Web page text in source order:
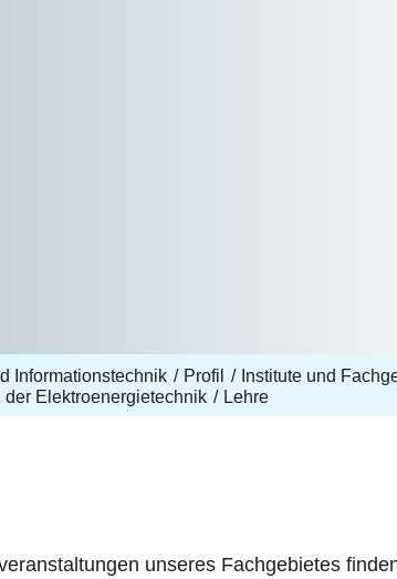
Informationstechnik Profil
Institute und
Elektroenergietechnik
Lehre
unseres Fachgebietes